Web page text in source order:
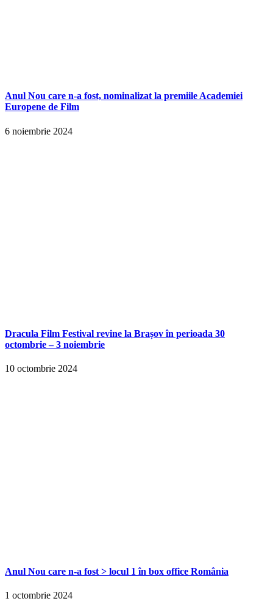
Anul Nou care n-a fost, nominalizat la premiile Academiei
Europene de Film
6 noiembrie 2024
Dracula Film Festival revine la Brașov în perioada 30
octombrie – 3 noiembrie
10 octombrie 2024
Anul Nou care n-a fost > locul 1 în box office România
1 octombrie 2024